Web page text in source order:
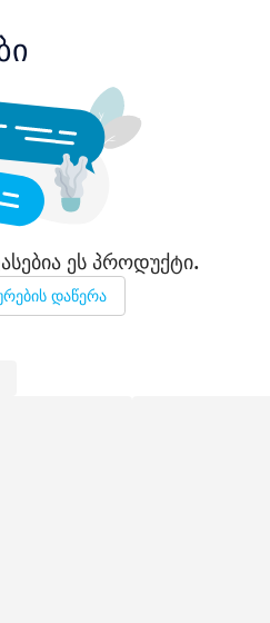
ეს პროდუქტი.
დაწერა